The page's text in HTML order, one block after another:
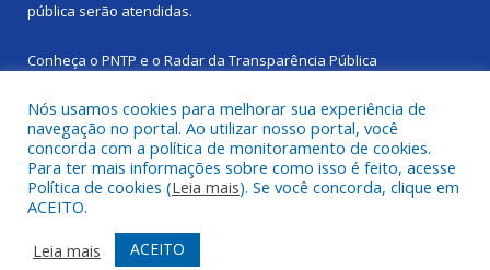
pública serão atendidas.
Conheça o PNTP e o Radar da Transparência Pública
Todos os direitos reservados a Câmara Municipal de Cachoeira
do Piriá.
Mapa do Site
Acessar Área Administrativa
Nós usamos cookies para melhorar sua experiência de
navegação no portal. Ao utilizar nosso portal, você
concorda com a política de monitoramento de cookies.
Para ter mais informações sobre como isso é feito, acesse
Política de cookies (Leia mais). Se você concorda, clique em
ACEITO.
Leia mais
ACEITO